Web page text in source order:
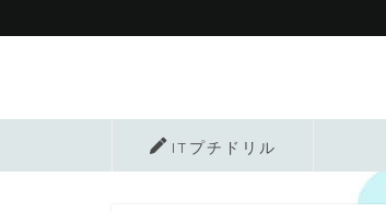
ITプチドリル